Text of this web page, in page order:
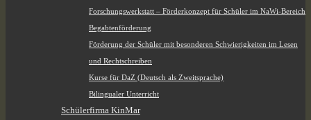
Forschungswerkstatt – Förderkonzept für Schüler im NaWi-Bereich
Begabtenförderung
Förderung der Schüler mit besonderen Schwierigkeiten im Lesen
und Rechtschreiben
Kurse für DaZ (Deutsch als Zweitsprache)
Bilingualer Unterricht
Schülerfirma KinMar